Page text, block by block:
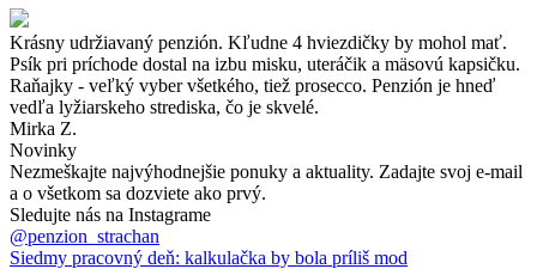
Krásny udržiavaný penzión. Kľudne 4 hviezdičky by mohol mať.
Psík pri príchode dostal na izbu misku, uteráčik a mäsovú kapsičku.
Raňajky - veľký vyber všetkého, tiež prosecco. Penzión je hneď
vedľa lyžiarskeho strediska, čo je skvelé.
Mirka Z.
Novinky
Nezmeškajte najvýhodnejšie ponuky a aktuality. Zadajte svoj e-mail
a o všetkom sa dozviete ako prvý.
Sledujte nás na Instagrame
@penzion_strachan
Siedmy pracovný deň: kalkulačka by bola príliš mod